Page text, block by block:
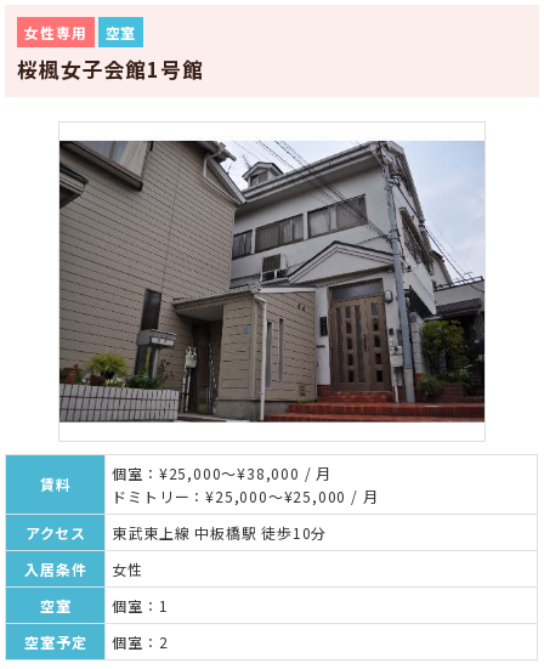
女性専用 空室
桜楓女子会館1号館
賃料
個室：¥25,000～¥38,000 / 月
ドミトリー：¥25,000～¥25,000 / 月
アクセス
東武東上線 中板橋駅 徒歩10分
入居条件
女性
空室
個室：1
空室予定
個室：2